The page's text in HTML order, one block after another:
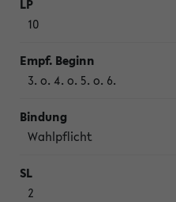
10
3. o. 4. o. 5. o. 6.
Wahl­pflicht
2